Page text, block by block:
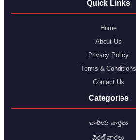
Quick Links
Home
About Us
Privacy Policy
Terms & Conditions
Contact Us
Categories
జాతీయ వార్తలు
వైరల్ వార్తలు